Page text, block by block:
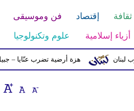
ثقافة إقتصاد فن وموسيقى
أزياء إسلامية علوم وتكنولوجيا
هزة أرضية تضرب عنّايا – جبيل بقوّة 2.8 درجات على مقياس ريختر